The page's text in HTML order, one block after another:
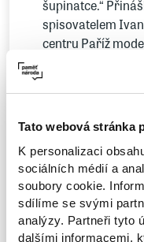
Tato webová stránka
K personalizaci
sociálních médií a
soubory cookie.
sdílíme se svými
analýzy. Partneři tyto
dalšími informacemi,
šupinatce.“
spisovatelem
centru Paříž
Páleníček:
Nicméně nelze
byli, a nejen
S tímto číslem se
dílna, v němž
studentů pražské
je Kristina
Z fotografií Petra